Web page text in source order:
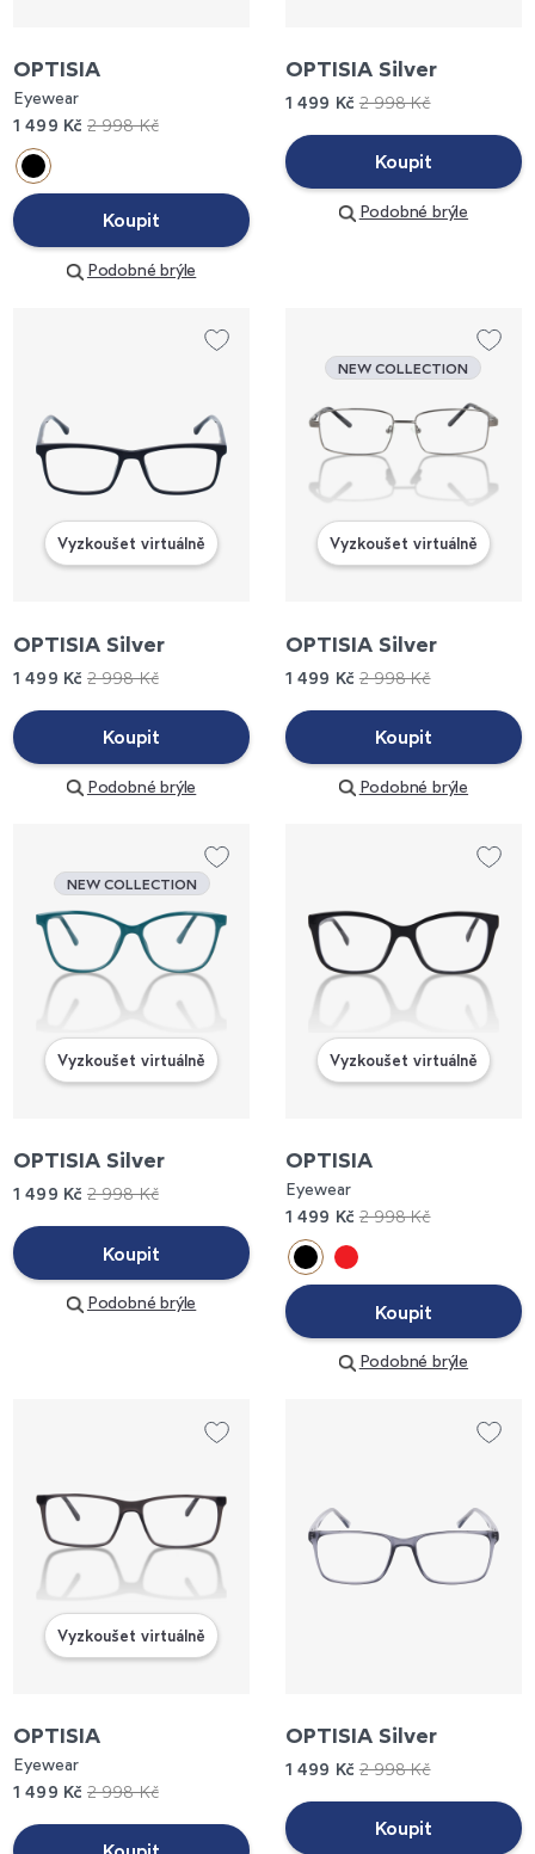
OPTISIA
Eyewear
1 499 Kč2 998 Kč
Koupit
Podobné brýle
OPTISIA Silver
1 499 Kč 2 998 Kč
Koupit
Podobné brýle
Vyzkoušet virtuálně
OPTISIA Silver
1 499 Kč2 998 Kč
Koupit
Podobné brýle
Vyzkoušet virtuálně
NEW COLLECTION
OPTISIA Silver
1 499 Kč 2 998 Kč
Koupit
Podobné brýle
Vyzkoušet virtuálně
NEW COLLECTION
OPTISIA Silver
1 499 Kč2 998 Kč
Koupit
Podobné brýle
Vyzkoušet virtuálně
OPTISIA
Eyewear
1 499 Kč 2 998 Kč
Koupit
Podobné brýle
Vyzkoušet virtuálně
OPTISIA
Eyewear
1 499 Kč2 998 Kč
OPTISIA Silver
1 499 Kč 2 998 Kč
Koupit